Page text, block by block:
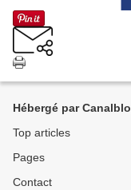
Hébergé par
Top articles
Pages
Contact